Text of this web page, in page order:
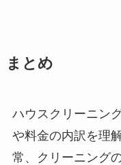
まとめ
ハウスクリーニン
や料金の内訳を理
常、クリーニング